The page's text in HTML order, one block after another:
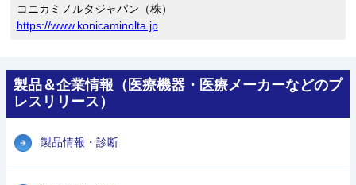
コニカミノルタジャパン（株）
https://www.konicaminolta.jp
製品＆企業情報（医療機器・医療メーカーなどのプ
レスリリース）
製品情報・診断